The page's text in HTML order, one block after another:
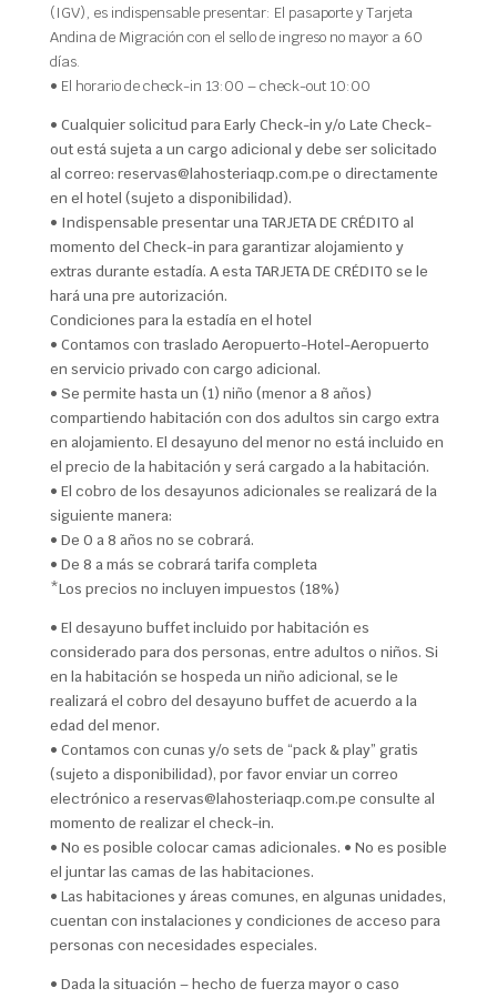
(IGV), es indispensable presentar: El pasaporte y Tarjeta
Andina de Migración con el sello de ingreso no mayor a 60
días.
• El horario de check-in 13:00 – check-out 10:00
• Cualquier solicitud para Early Check-in y/o Late Check-
out está sujeta a un cargo adicional y debe ser solicitado
al correo: reservas@lahosteriaqp.com.pe o directamente
en el hotel (sujeto a disponibilidad).
• Indispensable presentar una TARJETA DE CRÉDITO al
momento del Check-in para garantizar alojamiento y
extras durante estadía. A esta TARJETA DE CRÉDITO se le
hará una pre autorización.
Condiciones para la estadía en el hotel
• Contamos con traslado Aeropuerto-Hotel-Aeropuerto
en servicio privado con cargo adicional.
• Se permite hasta un (1) niño (menor a 8 años)
compartiendo habitación con dos adultos sin cargo extra
en alojamiento. El desayuno del menor no está incluido en
el precio de la habitación y será cargado a la habitación.
• El cobro de los desayunos adicionales se realizará de la
siguiente manera:
• De 0 a 8 años no se cobrará.
• De 8 a más se cobrará tarifa completa
*Los precios no incluyen impuestos (18%)
• El desayuno buffet incluido por habitación es
considerado para dos personas, entre adultos o niños. Si
en la habitación se hospeda un niño adicional, se le
realizará el cobro del desayuno buffet de acuerdo a la
edad del menor.
• Contamos con cunas y/o sets de “pack & play” gratis
(sujeto a disponibilidad), por favor enviar un correo
electrónico a reservas@lahosteriaqp.com.pe consulte al
momento de realizar el check-in.
• No es posible colocar camas adicionales. • No es posible
el juntar las camas de las habitaciones.
• Las habitaciones y áreas comunes, en algunas unidades,
cuentan con instalaciones y condiciones de acceso para
personas con necesidades especiales.
• Dada la situación – hecho de fuerza mayor o caso